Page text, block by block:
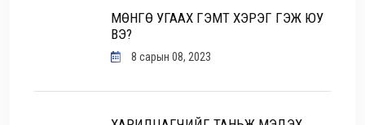
МӨНГӨ УГААХ ГЭМТ ХЭРЭГ ГЭЖ ЮУ
ВЭ?
8 сарын 08, 2023